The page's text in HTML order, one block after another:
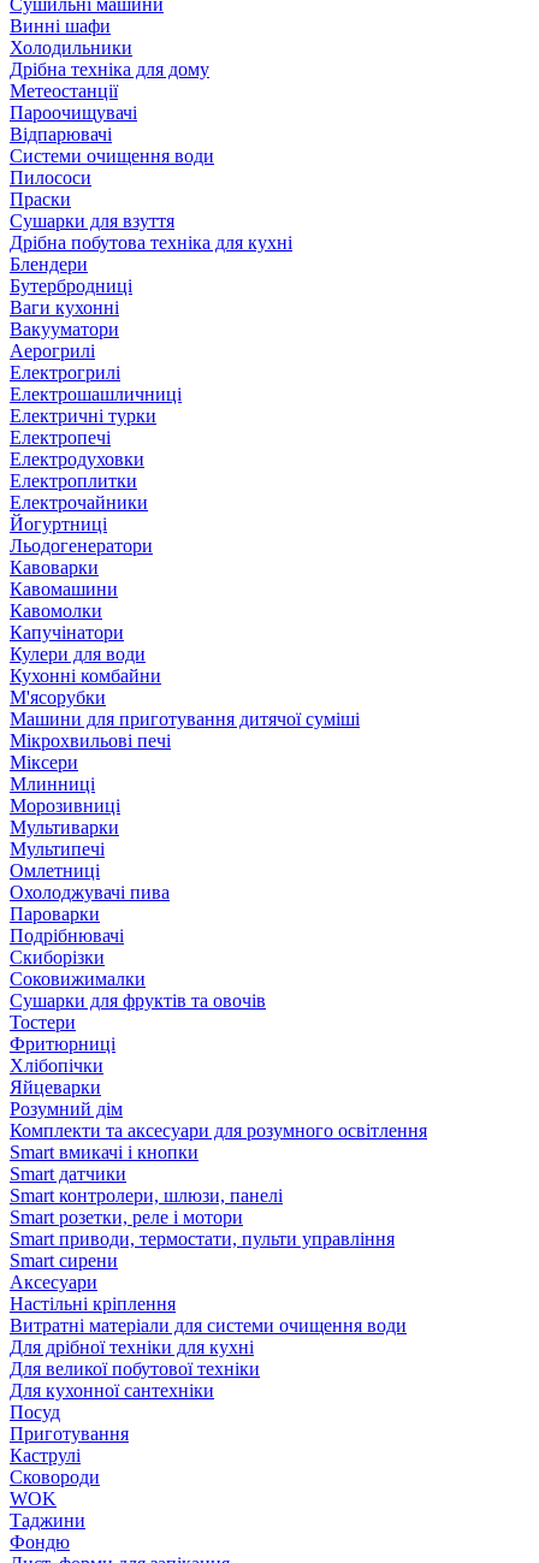
Сушильні машини
Винні шафи
Холодильники
Дрібна техніка для дому
Метеостанції
Пароочищувачі
Відпарювачі
Системи очищення води
Пилососи
Праски
Сушарки для взуття
Дрібна побутова техніка для кухні
Блендери
Бутербродниці
Ваги кухонні
Вакууматори
Аерогрилі
Електрогрилі
Електрошашличниці
Електричні турки
Електропечі
Електродуховки
Електроплитки
Електрочайники
Йогуртниці
Льодогенератори
Кавоварки
Кавомашини
Кавомолки
Капучінатори
Кулери для води
Кухонні комбайни
М'ясорубки
Машини для приготування дитячої суміші
Мікрохвильові печі
Міксери
Млинниці
Морозивниці
Мультиварки
Мультипечі
Омлетниці
Охолоджувачі пива
Пароварки
Подрібнювачі
Скиборізки
Соковижималки
Сушарки для фруктів та овочів
Тостери
Фритюрниці
Хлібопічки
Яйцеварки
Розумний дім
Комплекти та аксесуари для розумного освітлення
Smart вмикачі і кнопки
Smart датчики
Smart контролери, шлюзи, панелі
Smart розетки, реле і мотори
Smart приводи, термостати, пульти управління
Smart сирени
Аксесуари
Настільні кріплення
Витратні матеріали для системи очищення води
Для дрібної техніки для кухні
Для великої побутової техніки
Для кухонної сантехніки
Посуд
Приготування
Каструлі
Сковороди
WOK
Таджини
Фондю